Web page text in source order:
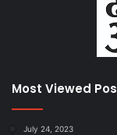
Most Viewed
July 24, 2023